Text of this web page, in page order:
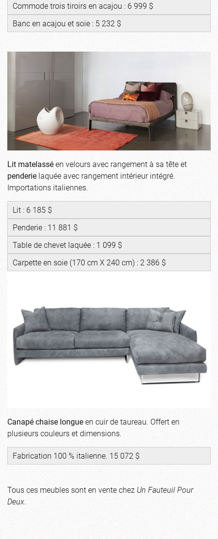
Commode trois tiroirs en acajou : 6 999 $
Banc en acajou et soie : 5 232 $
Lit matelasséen velours avec rangement à sa tête et
penderielaquée avec rangement intérieur intégré.
Importations italiennes.
Lit : 6 185 $
Penderie : 11 881 $
Table de chevet laquée : 1 099 $
Carpette en soie (170 cm X 240 cm) : 2 386 $
Canapé chaise longueen cuir de taureau. Offert en
plusieurs couleurs et dimensions.
Fabrication 100 % italienne. 15 072 $
Tous ces meubles sont en vente chezUn Fauteuil Pour
Deux.